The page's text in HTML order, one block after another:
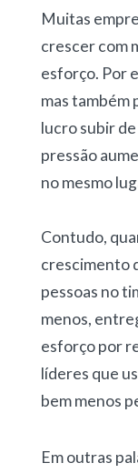
Muitas
crescer com
esforço. Por
mas também
lucro subir
pressão
no mesmo
Contudo,
crescimento
pessoas no
menos,
esforço por
líderes que
bem menos
Em outras